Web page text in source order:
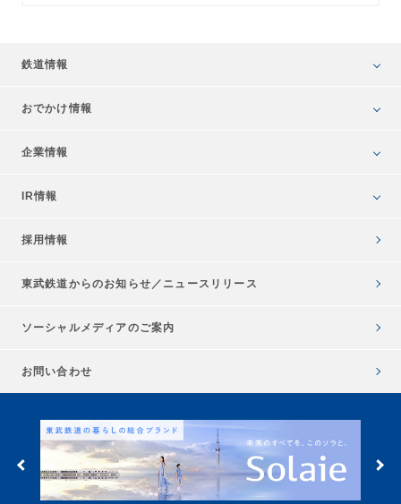
鉄道情報
おでかけ情報
企業情報
IR情報
採用情報
東武鉄道からのお知らせ／ ニュースリリース
ソーシャルメディアのご案内
お問い合わせ